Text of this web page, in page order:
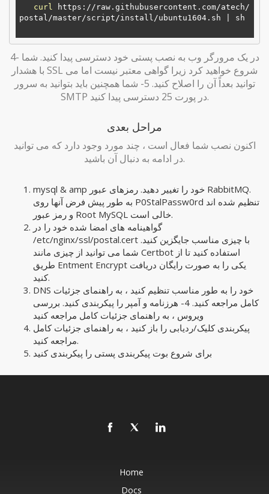
curl
https://raw.githubusercontent.com/atech/
postal/master/script/install/ubuntu1604.sh | sh
4- در یک مرورگر وب به نصب پستی خود دسترسی پیدا کنید. شما
با هشدار SSL شروع خواهید کرد زیرا گواهی معتبر نیست اما می
توانید بعداً آن را اصلاح کنید. 5- شما همچنین باید بتوانید به سرور
SMTP در پورت 25 دسترسی پیدا کنید.
مراحل بعدی
اکنون نصب شما فعال است ، چند مورد وجود دارد که می توانید
در ادامه به دنبال آن باشید.
mysql & amp خود را تغییر دهید. رمزهای عبور RabbitMQ.
به طور پیش فرض آنها روی P0StalPassw0rd تنظیم شده اند
و رمز عبور Root MySQL خالی است.
گواهینامه های امضا شده خود را در
/etc/nginx/ssl/postal.cert با چیزی مناسب جایگزین کنید.
شما می توانید از چیزی مانند Certbot استفاده کنید تا از
طریق Entment Encrypt یکی را به صورت رایگان دریافت
کنید.
DNS خود را به طور مناسب تنظیم کنید ، به راهنمای جزئیات
کامل مراجعه کنید. 4- هرزنامه و آمپر را پیکربندی کنید. بررسی
ویروس ، به راهنمای جزئیات کامل مراجعه کنید
پیکربندی کلیک/ردیابی را باز کنید ، به راهنمای جزئیات کامل
مراجعه کنید.
برای شروع بوت پیکربندی پستی را پیکربندی کنید
Home
Docs